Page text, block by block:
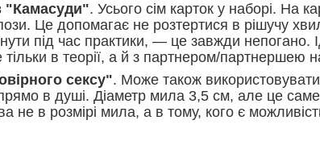
"Камасуди". Усього сім карток у наборі. На
Це допомагає не розтертися в рішучу
під час практики, — це завжди непогано.
в теорії, а й з партнером/партнершею
сексу". Може також
в душі. Діаметр мила 3,5 см, але це
не в розмірі мила, а в тому, кого є